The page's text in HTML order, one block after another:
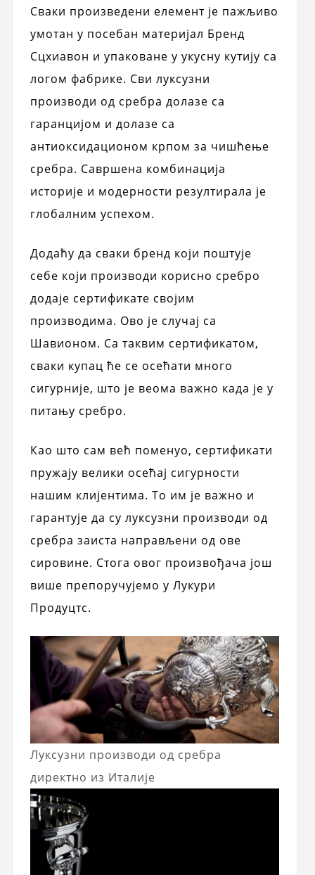
Сваки произведени елемент је пажљиво
умотан у посебан материјал Бренд
Сцхиавон и упаковане у укусну кутију са
логом фабрике. Сви луксузни
производи од сребра долазе са
гаранцијом и долазе са
антиоксидационом крпом за чишћење
сребра. Савршена комбинација
историје и модерности резултирала је
глобалним успехом.
Додаћу да сваки бренд који поштује
себе који производи корисно сребро
додаје сертификате својим
производима. Ово је случај са
Шавионом. Са таквим сертификатом,
сваки купац ће се осећати много
сигурније, што је веома важно када је у
питању сребро.
Као што сам већ поменуо, сертификати
пружају велики осећај сигурности
нашим клијентима. То им је важно и
гарантује да су луксузни производи од
сребра заиста направљени од ове
сировине. Стога овог произвођача још
више препоручујемо у Лукури
Продуцтс.
Луксузни производи од сребра
директно из Италије